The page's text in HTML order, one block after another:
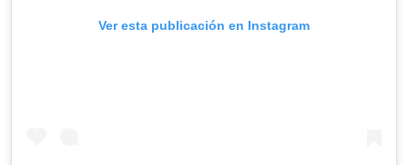
Ver esta publicación en Instagram